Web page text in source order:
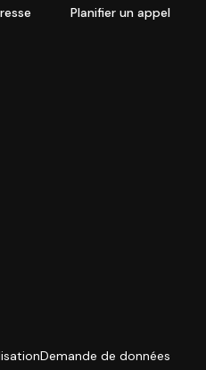
Planifier un appel
Demande de données